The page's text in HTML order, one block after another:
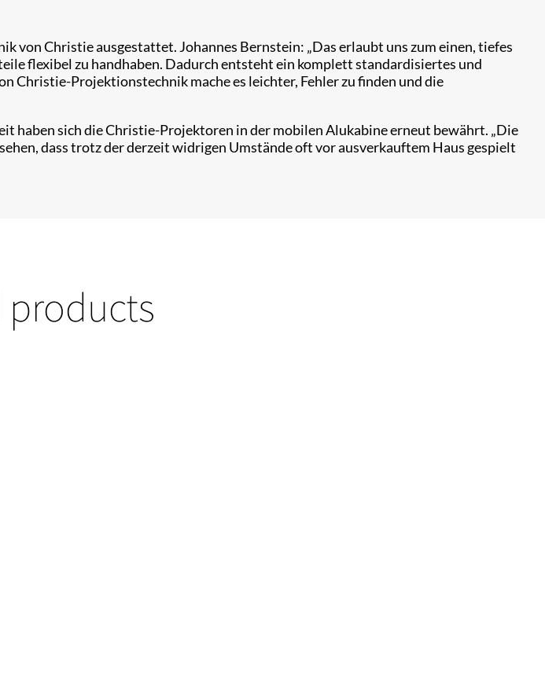
Christie ausgestattet. Johannes Bernstein: „Das erlaubt uns zum einen, tiefes
flexibel zu handhaben. Dadurch entsteht ein komplett standardisiertes und
Christie-Projektionstechnik mache es leichter, Fehler zu finden und die
haben sich die Christie-Projektoren in der mobilen Alukabine erneut bewährt. „Die
dass trotz der derzeit widrigen Umstände oft vor ausverkauftem Haus gespielt
products